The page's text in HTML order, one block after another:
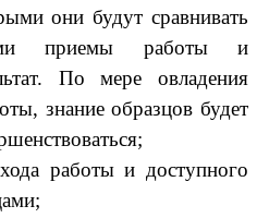
они будут сравнивать
приемы работы и
По мере овладения
знание образцов будет
работы и доступного